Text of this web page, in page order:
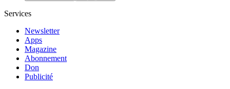
Services
Newsletter
Apps
Magazine
Abonnement
Don
Publicité